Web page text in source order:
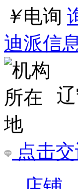
点击
店铺
详情